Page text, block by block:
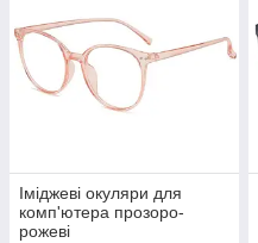
Іміджеві окуляри для
комп'ютера прозоро-
рожеві